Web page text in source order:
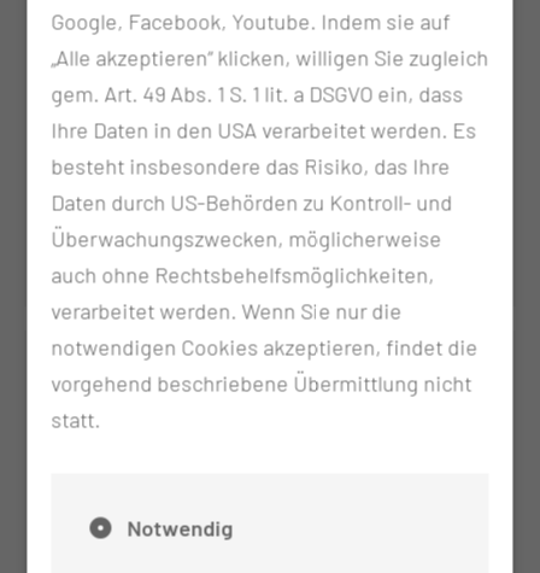
Dr. med. Anne Hundrack
Fachärztin HNO-Krankheiten, Kopf- &
Halschirurgie
Google, Facebook, Youtube. Indem sie auf
„Alle akzeptieren“ klicken, willigen Sie zugleich
gem. Art. 49 Abs. 1 S. 1 lit. a DSGVO ein, dass
Ihre Daten in den USA verarbeitet werden. Es
besteht insbesondere das Risiko, das Ihre
Daten durch US-Behörden zu Kontroll- und
Überwachungszwecken, möglicherweise
auch ohne Rechtsbehelfsmöglichkeiten,
verarbeitet werden. Wenn Sie nur die
notwendigen Cookies akzeptieren, findet die
vorgehend beschriebene Übermittlung nicht
statt.
Notwendig